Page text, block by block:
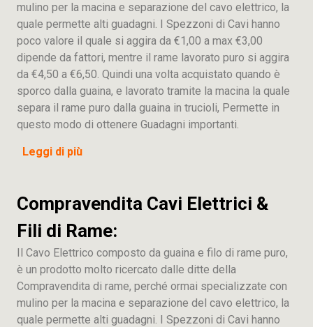
mulino per la macina e separazione del cavo elettrico, la
quale permette alti guadagni. I Spezzoni di Cavi hanno
poco valore il quale si aggira da €1,00 a max €3,00
dipende da fattori, mentre il rame lavorato puro si aggira
da €4,50 a €6,50. Quindi una volta acquistato quando è
sporco dalla guaina, e lavorato tramite la macina la quale
separa il rame puro dalla guaina in trucioli, Permette in
questo modo di ottenere Guadagni importanti.
Leggi di più
Compravendita Cavi Elettrici &
Fili di Rame:
Il Cavo Elettrico composto da guaina e filo di rame puro,
è un prodotto molto ricercato dalle ditte della
Compravendita di rame, perché ormai specializzate con
mulino per la macina e separazione del cavo elettrico, la
quale permette alti guadagni. I Spezzoni di Cavi hanno